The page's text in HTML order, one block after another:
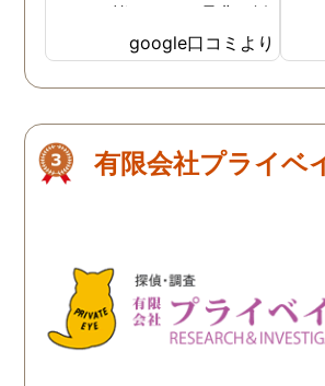
した。 皆さんにも是非お勧
めしたいと思います。
google口コミより
有限会社プライベ